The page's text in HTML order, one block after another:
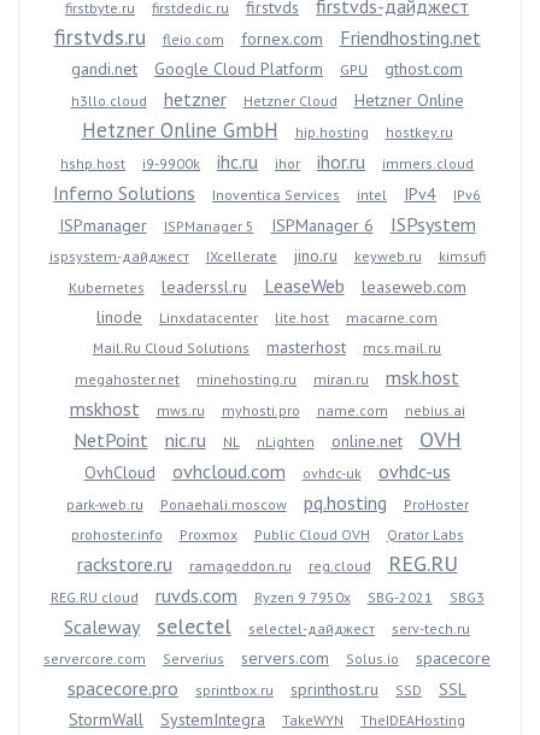
firstbyte.ru firstdedic.ru firstvds firstvds-дайджест
firstvds.ru fleio.com fornex.com Friendhosting.net
gandi.net Google Cloud Platform GPU gthost.com
h3llo.cloud hetzner Hetzner Cloud Hetzner Online
Hetzner Online GmbH hip.hosting
hostkey.ru
hshp.host
i9-9900k ihc.ru ihor ihor.ru immers.cloud
Inferno Solutions Inoventica Services intel IPv4 IPv6
ISPmanager ISPManager 5 ISPManager 6 ISPsystem
ispsystem-дайджест IXcellerate jino.ru keyweb.ru
kimsufi
Kubernetes
leaderssl.ru LeaseWeb
leaseweb.com
linode
Linxdatacenter lite.host
macarne.com
Mail.Ru Cloud Solutions
masterhost
mcs.mail.ru
megahoster.net
minehosting.ru miran.ru
msk.host
mskhost
mws.ru myhosti.pro name.com nebius.ai
NetPoint nic.ru NL nLighten online.net OVH
OvhCloud ovhcloud.com ovhdc-uk ovhdc-us
park-web.ru Ponaehali.moscow pq.hosting
ProHoster
prohoster.info
Proxmox Public Cloud OVH Qrator Labs
rackstore.ru ramageddon.ru reg.cloud REG.RU
REG.RU cloud ruvds.com Ryzen 9 7950x SBG-2021 SBG3
Scaleway selectel selectel-дайджест
serv-tech.ru
servercore.com
Serverius servers.com Solus.io spacecore
spacecore.pro sprintbox.ru sprinthost.ru SSD
SSL
StormWall
SystemIntegra TakeWYN TheIDEAHosting